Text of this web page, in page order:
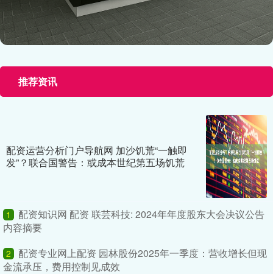
推荐资讯
配资运营分析门户导航网 加沙饥荒“一触即
发”？联合国警告：或成本世纪第五场饥荒
1
配资知识网 配资 联芸科技: 2024年年度股东大会决议公告
内容摘要
2
配资专业网上配资 园林股份2025年一季度：营收增长但现
金流承压，费用控制见成效